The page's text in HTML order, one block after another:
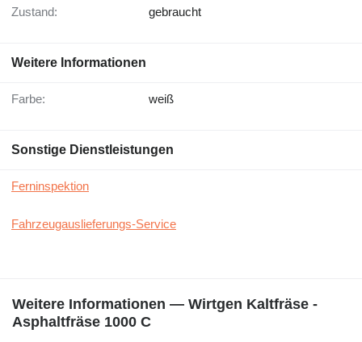
Zustand: gebraucht
Weitere Informationen
Farbe: weiß
Sonstige Dienstleistungen
Ferninspektion
Fahrzeugauslieferungs-Service
Weitere Informationen — Wirtgen Kaltfräse -
Asphaltfräse 1000 C